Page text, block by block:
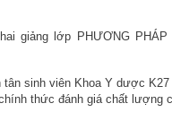
giảng lớp PHƯƠNG
sinh viên Khoa Y dược K27
thức đánh giá chất lượng